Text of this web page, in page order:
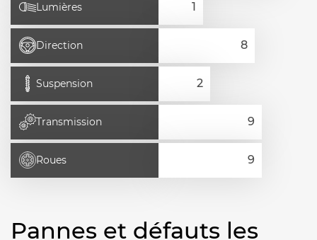
Lumières
Direction
Suspension
Transmission
Roues
Pannes et défauts les